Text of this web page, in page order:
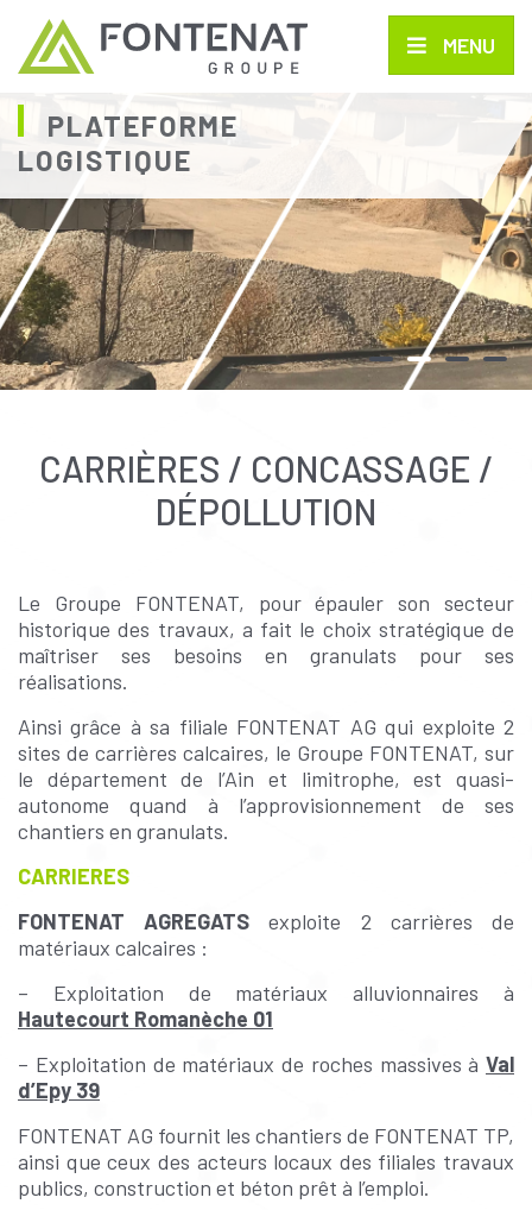
MENU
PLATEFORME
LOGISTIQUE
CARRIÈRES / CONCASSAGE /
DÉPOLLUTION
Le Groupe FONTENAT, pour épauler son secteur
historique des travaux, a fait le choix stratégique de
maîtriser ses besoins en granulats pour ses
réalisations.
Ainsi grâce à sa filiale FONTENAT AG qui exploite 2
sites de carrières calcaires, le Groupe FONTENAT, sur
le département de l’Ain et limitrophe, est quasi-
autonome quand à l’approvisionnement de ses
chantiers en granulats.
CARRIERES
FONTENAT AGREGATS exploite 2 carrières de
matériaux calcaires :
– Exploitation de matériaux alluvionnaires à
Hautecourt Romanèche 01
– Exploitation de matériaux de roches massives à Val
d’Epy 39
FONTENAT AG fournit les chantiers de FONTENAT TP,
ainsi que ceux des acteurs locaux des filiales travaux
publics, construction et béton prêt à l’emploi.